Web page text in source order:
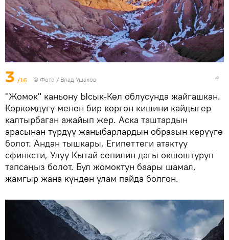
3 /16 © Фото / Влад Ушаков
"Жомок" каньону Ысык-Көл облусунда жайгашкан.
Көркөмдүгү менен бир көргөн кишини кайдыгер
калтырбаган ажайып жер. Аска таштардын
арасынан түрдүү жаныбарлардын образын көрүүгө
болот. Андан тышкары, Египеттеги атактуу
сфинксти, Улуу Кытай сепилин дагы окшоштуруп
тапсаңыз болот. Бул жомоктун баары шамал,
жамгыр жана күндөн улам пайда болгон.